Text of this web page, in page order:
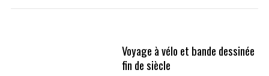
Voyage à vélo et bande dessinée
fin de siècle